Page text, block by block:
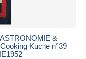
&
Kuche n°39